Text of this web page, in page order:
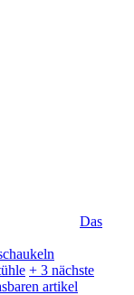
Das
+ 3 nächste
artikel